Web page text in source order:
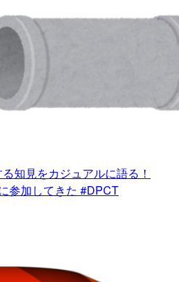
知見をカジュアルに語る！
参加してきた #DPCT